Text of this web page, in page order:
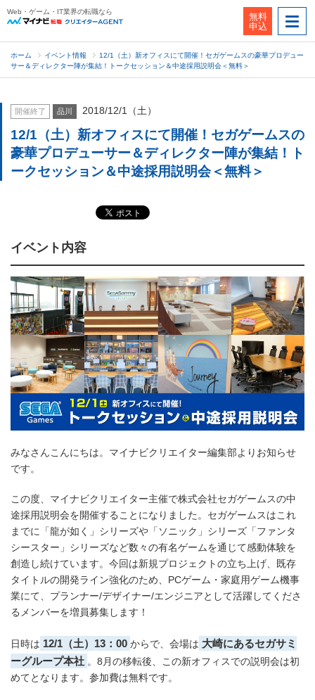
Web・ゲーム・IT業界の転職なら
無料
申込
ホーム イベント情報
12/1（土）新オフィスにて開催！セガゲームスの豪華プロデュー
サー＆ディレクター陣が集結！トークセッション＆中途採用説明会＜無料＞
開催終了 品川 2018/12/1（土）
12/1（土）新オフィスにて開催！セガゲームスの
豪華プロデューサー＆ディレクター陣が集結！ト
ークセッション＆中途採用説明会＜無料＞
イベント内容
みなさんこんにちは。マイナビクリエイター編集部よりお知らせ
です。
この度、マイナビクリエイター主催で株式会社セガゲームスの中
途採用説明会を開催することになりました。セガゲームスはこれ
までに「龍が如く」シリーズや「ソニック」シリーズ「ファンタ
シースター」シリーズなど数々の有名ゲームを通じて感動体験を
創造し続けています。今回は新規プロジェクトの立ち上げ、既存
タイトルの開発ライン強化のため、PCゲーム・家庭用ゲーム機事
業にて、プランナー/デザイナー/エンジニアとして活躍してくださ
るメンバーを増員募集します！
日時は 12/1（土）13：00 からで、会場は 大崎にあるセガサミ
ーグループ本社 。8月の移転後、この新オフィスでの説明会は初
めてとなります。参加費は無料です。